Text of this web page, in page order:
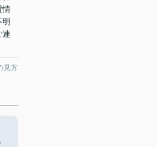
情
連
見方